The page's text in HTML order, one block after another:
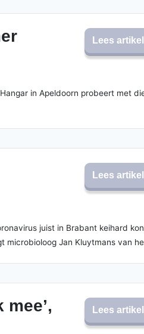
Lees artikel
in Apeldoorn probeert met
Lees artikel
juist in Brabant keihard
microbioloog Jan Kluytmans van
Lees artikel